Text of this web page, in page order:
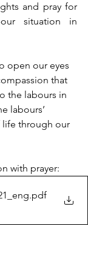
and pray for
situation in
open our eyes
that
the labours in
labours’
through our
with prayer:
.pdf